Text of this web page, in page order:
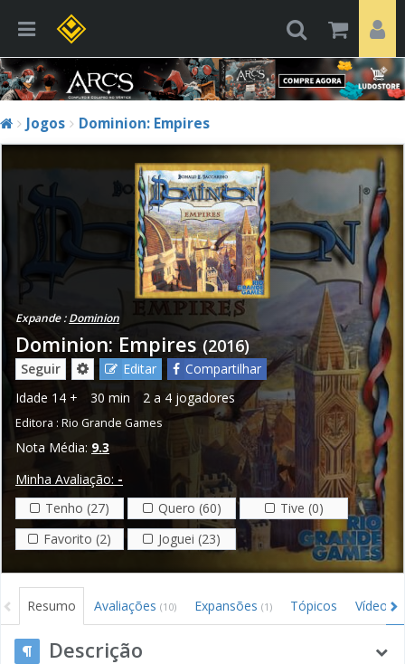
Jogos Dominion: Empires
Expande :Dominion
Dominion: Empires (2016)
Seguir Editar
Compartilhar
Idade 14 + 30 min 2 a 4 jogadores
Editora : Rio Grande Games
Nota Média: 9.3
Minha Avaliação: -
Tenho (27)
Quero (60)
Tive (0)
Favorito (2)
Joguei (23)
Resumo Avaliações (10) Expansões (1) Tópicos Vídeos
Descrição